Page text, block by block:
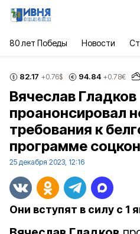
80 лет Победы Новости
82.17 +0.76$ 94.84 +0.78€
Вячеслав Гладков
проанонсировал
требования к
программе
25 декабря 2023, 12:16
Они вступят в силу с 1